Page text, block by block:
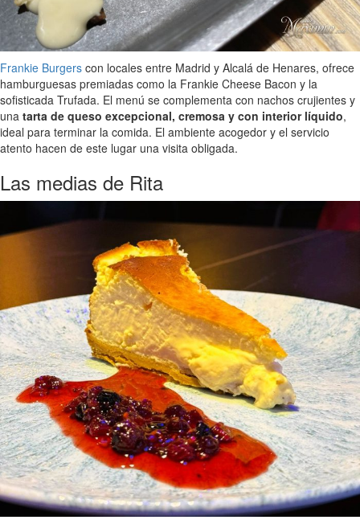
Frankie Burgers con locales entre Madrid y Alcalá de Henares, ofrece
hamburguesas premiadas como la Frankie Cheese Bacon y la
sofisticada Trufada. El menú se complementa con nachos crujientes y
una tarta de queso excepcional, cremosa y con interior líquido,
ideal para terminar la comida. El ambiente acogedor y el servicio
atento hacen de este lugar una visita obligada.
Las medias de Rita